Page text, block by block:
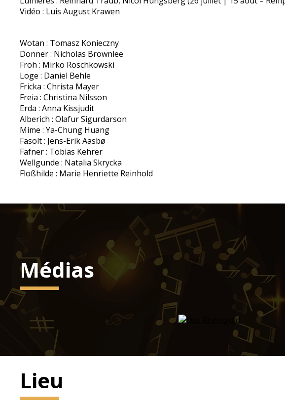
Vidéo : Luis August Krawen
Wotan : Tomasz Konieczny
Donner : Nicholas Brownlee
Froh : Mirko Roschkowski
Loge : Daniel Behle
Fricka : Christa Mayer
Freia : Christina Nilsson
Erda : Anna Kissjudit
Alberich : Olafur Sigurdarson
Mime : Ya-Chung Huang
Fasolt : Jens-Erik Aasbø
Fafner : Tobias Kehrer
Wellgunde : Natalia Skrycka
Floßhilde : Marie Henriette Reinhold
Médias
Lieu